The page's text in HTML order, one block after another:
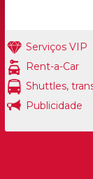
Serviços VIP
Rent-a-Car
Shuttles,
Publicidade